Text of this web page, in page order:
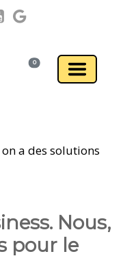
0
a des solutions
Nous,
pour le